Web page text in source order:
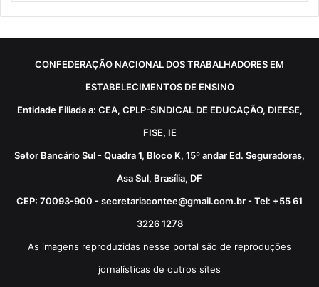
CONFEDERAÇÃO NACIONAL DOS TRABALHADORES EM
ESTABELECIMENTOS DE ENSINO
Entidade Filiada a: CEA, CPLP-SINDICAL DE EDUCAÇÃO, DIEESE,
FISE, IE
Setor Bancário Sul - Quadra 1, Bloco K, 15º andar Ed. Seguradoras,
Asa Sul, Brasília, DF
CEP: 70093-900 - secretariacontee@gmail.com.br - Tel: +55 61
3226 1278
As imagens reproduzidas nesse portal são de reproduções
jornalísticas de outros sites